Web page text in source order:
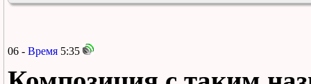
06 - Время 5:35